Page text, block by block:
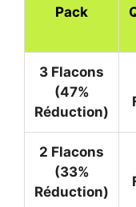
Pack
3 Flacons
(47%
Réduction)
2 Flacons
(33%
Réduction)